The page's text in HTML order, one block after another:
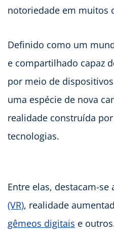
notoriedade em muitos
Definido como um
e compartilhado capaz
por meio de
uma espécie de nova
realidade construída
tecnologias.
Entre elas, destacam-se
(VR), realidade
gêmeos digitais e